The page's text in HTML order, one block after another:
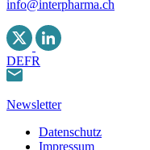
info@interpharma.ch
DEFR
Newsletter
Datenschutz
Impressum